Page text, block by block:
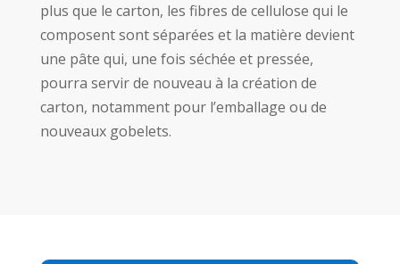
plus que le carton, les fibres de cellulose qui le
composent sont séparées et la matière devient
une pâte qui, une fois séchée et pressée,
pourra servir de nouveau à la création de
carton, notamment pour l’emballage ou de
nouveaux gobelets.